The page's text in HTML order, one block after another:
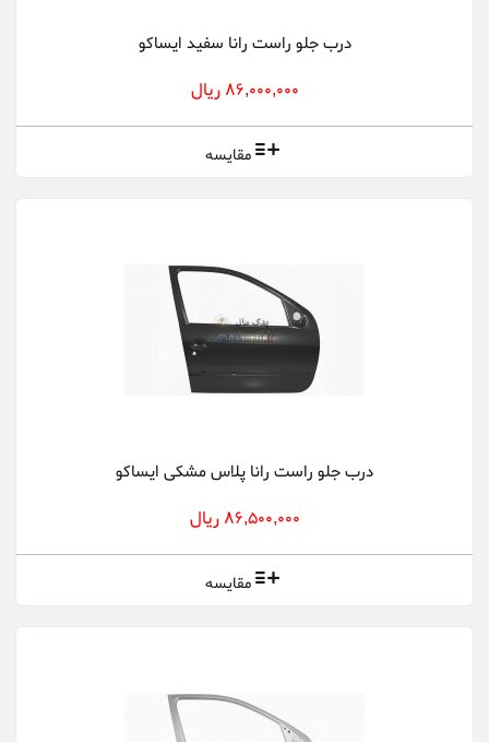
درب جلو راست رانا سفید ایساکو
86,000,000 ریال
مقایسه
درب جلو راست رانا پلاس مشکی ایساکو
86,500,000 ریال
مقایسه